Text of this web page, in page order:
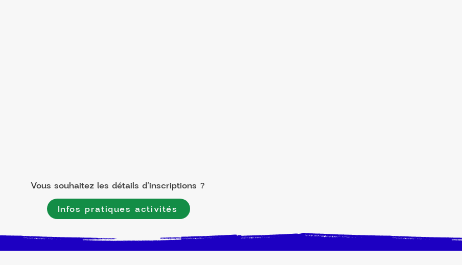
Vous souhaitez les détails d'inscriptions ?
Infos pratiques activités